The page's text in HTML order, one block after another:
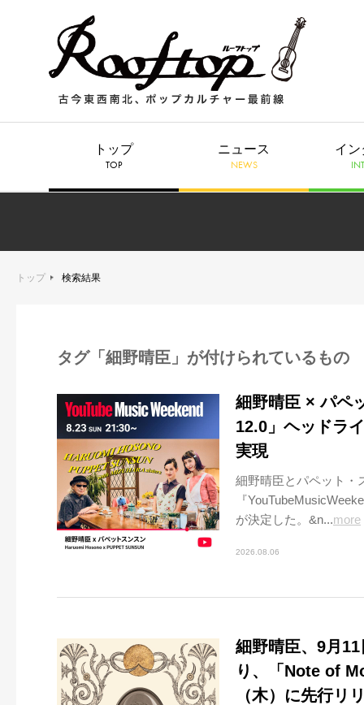
トップ
TOP
ニュース
NEWS
イン
トップ 検索結果
タグ「細野晴臣」が付けられているもの
細野晴臣 × パペ
12.0」ヘッドラ
実現
細野晴臣とパペット・
『
が決定した。&n...more
2026.08.06
細野晴臣、9月
り、「Note of
（木）に先行リ